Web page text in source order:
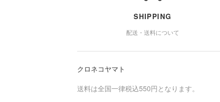
SHIPPING
配送・送料について
クロネコヤマト
送料は全国一律税込550円となります。